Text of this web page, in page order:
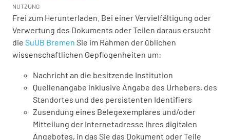
NUTZUNG
Frei zum Herunterladen. Bei einer Vervielfältigung oder
Verwertung des Dokuments oder Teilen daraus ersucht
die SuUB Bremen Sie im Rahmen der üblichen
wissenschaftlichen Gepflogenheiten um:
Nachricht an die besitzende Institution
Quellenangabe inklusive Angabe des Urhebers, des
Standortes und des persistenten Identifiers
Zusendung eines Belegexemplares und/oder
Mitteilung der Internetadresse Ihres digitalen
Angebotes, in das Sie das Dokument oder Teile